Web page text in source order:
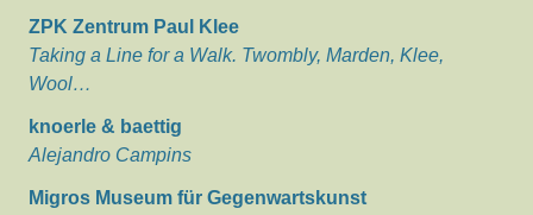
ZPK Zentrum Paul Klee
Taking a Line for a Walk. Twombly, Marden, Klee,
Wool…
knoerle & baettig
Alejandro Campins
Migros Museum für Gegenwartskunst